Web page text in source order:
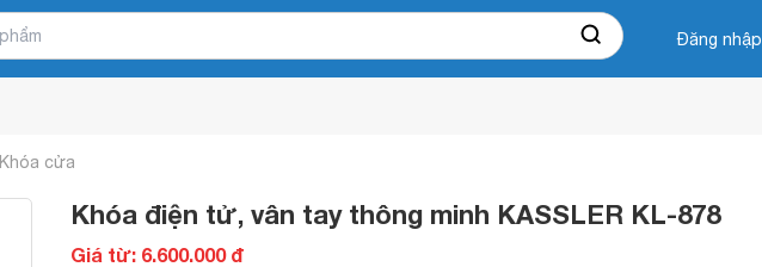
Đăng nhập
Khóa cửa
Khóa điện tử, vân tay thông minh KASSLER KL-878
Giá từ: 6.600.000 đ